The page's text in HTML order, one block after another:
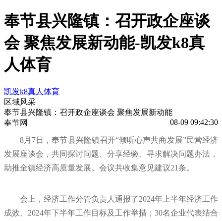
奉节县兴隆镇：召开政企座谈
会 聚焦发展新动能-凯发k8真
人体育
凯发k8真人体育
区域风采
奉节县兴隆镇：召开政企座谈会 聚焦发展新动能
奉节网
08-09 09:42:30
8月7日，奉节县兴隆镇召开“倾听心声共商发展”民营经济
发展座谈会，共同探讨问题、分享经验、寻求解决问题办法，
助推全镇经济高质量发展。会议共收集意见建议21条。
会上，经济工作分管负责人通报了2024年上半年经济工作
成效、2024年下半年工作目标及工作举措；30名企业代表结合